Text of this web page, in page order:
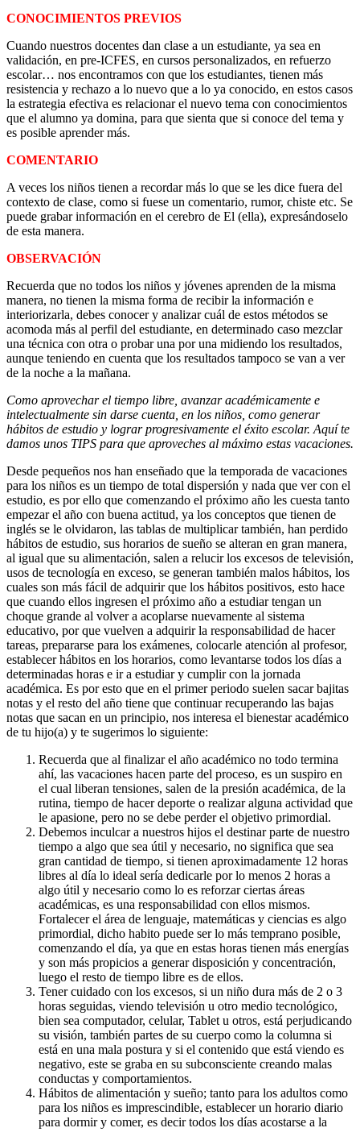
CONOCIMIENTOS PREVIOS
Cuando nuestros docentes dan clase a un estudiante, ya sea en
validación, en pre-ICFES, en cursos personalizados, en refuerzo
escolar… nos encontramos con que los estudiantes, tienen más
resistencia y rechazo a lo nuevo que a lo ya conocido, en estos casos
la estrategia efectiva es relacionar el nuevo tema con conocimientos
que el alumno ya domina, para que sienta que si conoce del tema y
es posible aprender más.
COMENTARIO
A veces los niños tienen a recordar más lo que se les dice fuera del
contexto de clase, como si fuese un comentario, rumor, chiste etc. Se
puede grabar información en el cerebro de El (ella), expresándoselo
de esta manera.
OBSERVACIÓN
Recuerda que no todos los niños y jóvenes aprenden de la misma
manera, no tienen la misma forma de recibir la información e
interiorizarla, debes conocer y analizar cuál de estos métodos se
acomoda más al perfil del estudiante, en determinado caso mezclar
una técnica con otra o probar una por una midiendo los resultados,
aunque teniendo en cuenta que los resultados tampoco se van a ver
de la noche a la mañana.
Como aprovechar el tiempo libre, avanzar académicamente e
intelectualmente sin darse cuenta, en los niños, como generar
hábitos de estudio y lograr progresivamente el éxito escolar. Aquí te
damos unos TIPS para que aproveches al máximo estas vacaciones.
Desde pequeños nos han enseñado que la temporada de vacaciones
para los niños es un tiempo de total dispersión y nada que ver con el
estudio, es por ello que comenzando el próximo año les cuesta tanto
empezar el año con buena actitud, ya los conceptos que tienen de
inglés se le olvidaron, las tablas de multiplicar también, han perdido
hábitos de estudio, sus horarios de sueño se alteran en gran manera,
al igual que su alimentación, salen a relucir los excesos de televisión,
usos de tecnología en exceso, se generan también malos hábitos, los
cuales son más fácil de adquirir que los hábitos positivos, esto hace
que cuando ellos ingresen el próximo año a estudiar tengan un
choque grande al volver a acoplarse nuevamente al sistema
educativo, por que vuelven a adquirir la responsabilidad de hacer
tareas, prepararse para los exámenes, colocarle atención al profesor,
establecer hábitos en los horarios, como levantarse todos los días a
determinadas horas e ir a estudiar y cumplir con la jornada
académica. Es por esto que en el primer periodo suelen sacar bajitas
notas y el resto del año tiene que continuar recuperando las bajas
notas que sacan en un principio, nos interesa el bienestar académico
de tu hijo(a) y te sugerimos lo siguiente:
Recuerda que al finalizar el año académico no todo termina
ahí, las vacaciones hacen parte del proceso, es un suspiro en
el cual liberan tensiones, salen de la presión académica, de la
rutina, tiempo de hacer deporte o realizar alguna actividad que
le apasione, pero no se debe perder el objetivo primordial.
Debemos inculcar a nuestros hijos el destinar parte de nuestro
tiempo a algo que sea útil y necesario, no significa que sea
gran cantidad de tiempo, si tienen aproximadamente 12 horas
libres al día lo ideal sería dedicarle por lo menos 2 horas a
algo útil y necesario como lo es reforzar ciertas áreas
académicas, es una responsabilidad con ellos mismos.
Fortalecer el área de lenguaje, matemáticas y ciencias es algo
primordial, dicho habito puede ser lo más temprano posible,
comenzando el día, ya que en estas horas tienen más energías
y son más propicios a generar disposición y concentración,
luego el resto de tiempo libre es de ellos.
Tener cuidado con los excesos, si un niño dura más de 2 o 3
horas seguidas, viendo televisión u otro medio tecnológico,
bien sea computador, celular, Tablet u otros, está perjudicando
su visión, también partes de su cuerpo como la columna si
está en una mala postura y si el contenido que está viendo es
negativo, este se graba en su subconsciente creando malas
conductas y comportamientos.
Hábitos de alimentación y sueño; tanto para los adultos como
para los niños es imprescindible, establecer un horario diario
para dormir y comer, es decir todos los días acostarse a la